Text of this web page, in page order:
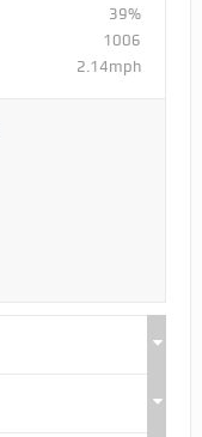
39%
1006
2.14mph